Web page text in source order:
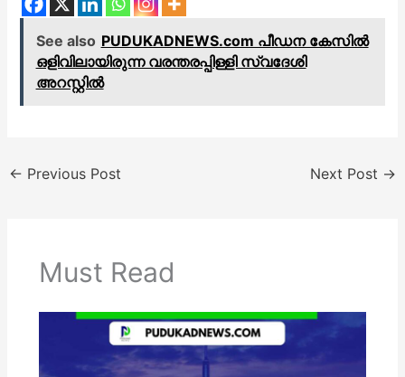
See also PUDUKADNEWS.com പീഡന കേസിൽ
ഒളിവിലായിരുന്ന വരന്തരപ്പിള്ളി സ്വദേശി
അറസ്റ്റിൽ
← Previous Post Next Post →
Must Read